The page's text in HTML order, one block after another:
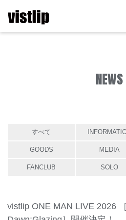
NEWS
すべて
GOODS MEDIA
FANCLUB SOLO
vistlip ONE MAN LIVE 2026